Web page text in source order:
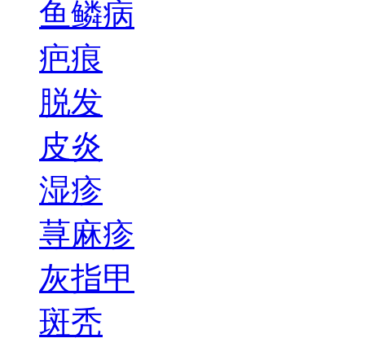
鱼鳞病
疤痕
脱发
皮炎
湿疹
荨麻疹
灰指甲
斑秃